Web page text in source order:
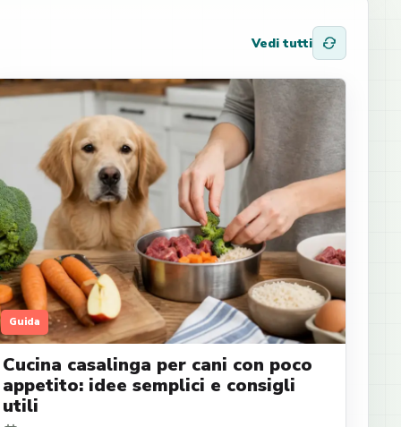
Vedi tutti
Guida
Cucina casalinga per cani con poco
appetito: idee semplici e consigli
utili